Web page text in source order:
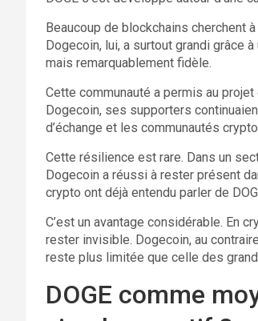
Beaucoup de blockchains cherchent
Dogecoin, lui, a surtout grandi grâce
mais remarquablement fidèle.
Cette communauté a permis au
Dogecoin, ses supporters
d’échange et les communautés
Cette résilience est rare. Dans un
Dogecoin a réussi à rester présent
crypto ont déjà entendu parler de
C’est un avantage considérable. En
rester invisible. Dogecoin, au
reste plus limitée que celle des
DOGE comme